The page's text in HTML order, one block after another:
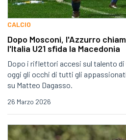
CALCIO
Dopo Mosconi, l'Azzurro
l'Italia U21 sfida la Macedonia
Dopo i riflettori accesi sul talento
oggi gli occhi di tutti gli
su Matteo Dagasso.
26 Marzo 2026